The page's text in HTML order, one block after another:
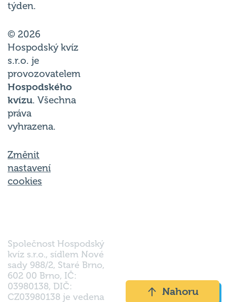
týden.
© 2026
Hospodský kvíz
s.r.o. je
provozovatelem
Hospodského
kvízu. Všechna
práva
vyhrazena.
Změnit
nastavení
cookies
Společnost Hospodský
kvíz s.r.o., sídlem Nové
sady 988/2, Staré Brno,
602 00 Brno, IČ:
03980138, DIČ:
CZ03980138 je vedena
Nahoru